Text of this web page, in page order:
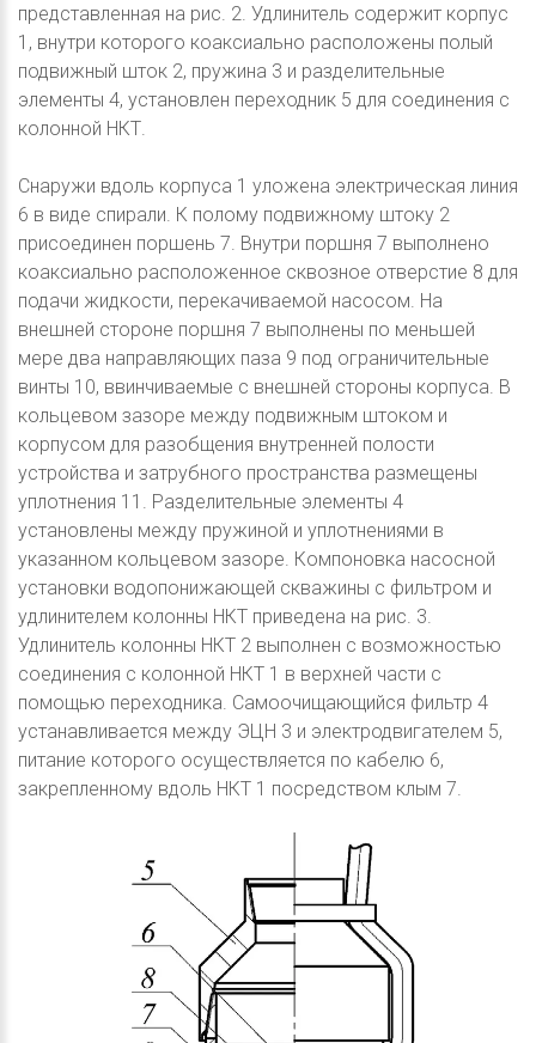
представленная на рис. 2. Удлинитель содержит корпус
1, внутри которого коаксиально расположены полый
подвижный шток 2, пружина 3 и разделительные
элементы 4, установлен переходник 5 для соединения с
колонной НКТ.
Снаружи вдоль корпуса 1 уложена электрическая линия
6 в виде спирали. К полому подвижному штоку 2
присоединен поршень 7. Внутри поршня 7 выполнено
коаксиально расположенное сквозное отверстие 8 для
подачи жидкости, перекачиваемой насосом. На
внешней стороне поршня 7 выполнены по меньшей
мере два направляющих паза 9 под ограничительные
винты 10, ввинчиваемые с внешней стороны корпуса. В
кольцевом зазоре между подвижным штоком и
корпусом для разобщения внутренней полости
устройства и затрубного пространства размещены
уплотнения 11. Разделительные элементы 4
установлены между пружиной и уплотнениями в
указанном кольцевом зазоре. Компоновка насосной
установки водопонижающей скважины с фильтром и
удлинителем колонны НКТ приведена на рис. 3.
Удлинитель колонны НКТ 2 выполнен с возможностью
соединения с колонной НКТ 1 в верхней части с
помощью переходника. Самоочищающийся фильтр 4
устанавливается между ЭЦН 3 и электродвигателем 5,
питание которого осуществляется по кабелю 6,
закрепленному вдоль НКТ 1 посредством клым 7.